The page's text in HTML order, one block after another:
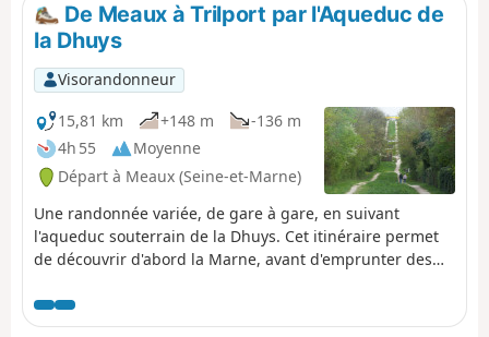
De Meaux à Trilport par l'Aqueduc de
la Dhuys
Visorandonneur
15,81 km
+148 m
-136 m
4h 55
Moyenne
Départ à Meaux (Seine-et-Marne)
Une randonnée variée, de gare à gare, en suivant
l'aqueduc souterrain de la Dhuys. Cet itinéraire permet
de découvrir d'abord la Marne, avant d'emprunter des